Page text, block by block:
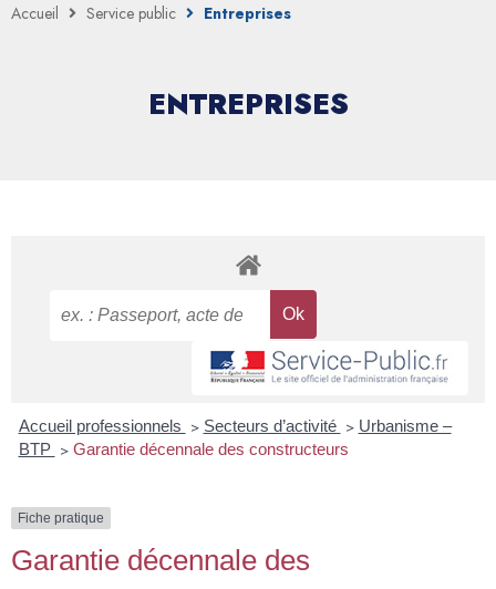
Accueil Service public Entreprises
ENTREPRISES
Accueil professionnels > Secteurs d’activité > Urbanisme –
BTP > Garantie décennale des constructeurs
Fiche pratique
Garantie décennale des